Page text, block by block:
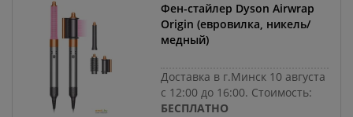
Фен-стайлер Dyson Airwrap
Origin (евровилка, никель/
медный)
Доставка в г.Минск 10 августа
с 12:00 до 16:00. Стоимость:
БЕСПЛАТНО